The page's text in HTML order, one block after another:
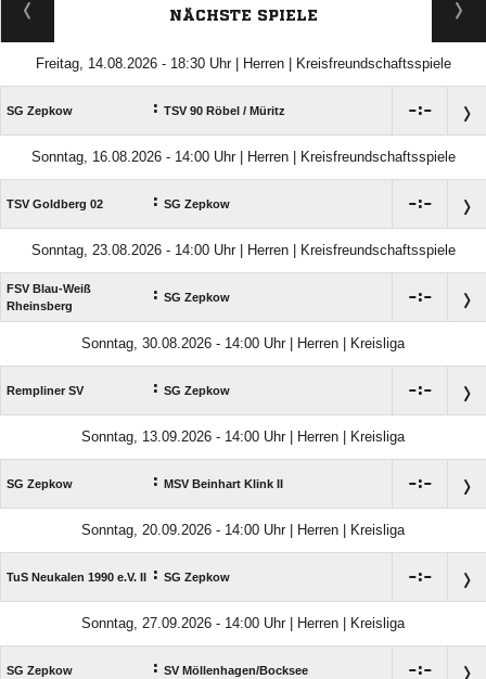
NÄCHSTE SPIELE
Freitag, 14.08.2026 - 18:30 Uhr | Herren | Kreisfreundschaftsspiele
SG Zepkow : TSV 90 Röbel /​ Müritz :
Sonntag, 16.08.2026 - 14:00 Uhr | Herren | Kreisfreundschaftsspiele
TSV Goldberg 02 : SG Zepkow :
Sonntag, 23.08.2026 - 14:00 Uhr | Herren | Kreisfreundschaftsspiele
FSV Blau-Weiß
Rheinsberg
: SG Zepkow :
Sonntag, 30.08.2026 - 14:00 Uhr | Herren | Kreisliga
Rempliner SV : SG Zepkow :
Sonntag, 13.09.2026 - 14:00 Uhr | Herren | Kreisliga
SG Zepkow : MSV Beinhart Klink II :
Sonntag, 20.09.2026 - 14:00 Uhr | Herren | Kreisliga
TuS Neukalen 1990 e.V. II : SG Zepkow :
Sonntag, 27.09.2026 - 14:00 Uhr | Herren | Kreisliga
SG Zepkow : SV Möllenhagen/​Bocksee :